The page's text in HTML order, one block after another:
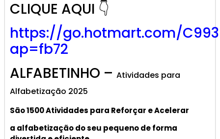
CLIQUE AQUI 👇
https://go.hotmart.com/
ap=fb72
ALFABETINHO – Atividades para
Alfabetização 2025
São 1500 Atividades para Reforçar e Acelerar
a alfabetizaçãodo seu pequeno de forma